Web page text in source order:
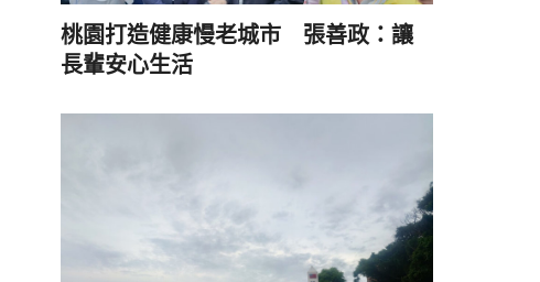
桃園打造健康慢老城市 張善政：讓
長輩安心生活